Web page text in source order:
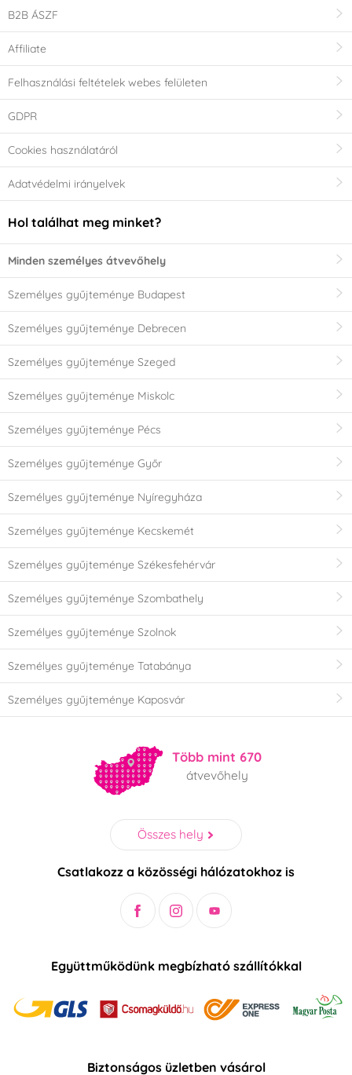
B2B ÁSZF
Affiliate
Felhasználási feltételek webes felületen
GDPR
Cookies használatáról
Adatvédelmi irányelvek
Hol találhat meg minket?
Minden személyes átvevőhely
Személyes gyűjteménye Budapest
Személyes gyűjteménye Debrecen
Személyes gyűjteménye Szeged
Személyes gyűjteménye Miskolc
Személyes gyűjteménye Pécs
Személyes gyűjteménye Győr
Személyes gyűjteménye Nyíregyháza
Személyes gyűjteménye Kecskemét
Személyes gyűjteménye Székesfehérvár
Személyes gyűjteménye Szombathely
Személyes gyűjteménye Szolnok
Személyes gyűjteménye Tatabánya
Személyes gyűjteménye Kaposvár
Több mint 670
átvevőhely
Összes hely
Csatlakozz a közösségi hálózatokhoz is
Együttműködünk megbízható szállítókkal
Biztonságos üzletben vásárol